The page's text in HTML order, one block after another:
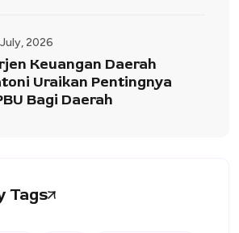
2026
Keuangan Daerah
Uraikan Pentingnya
Bagi Daerah
Tags